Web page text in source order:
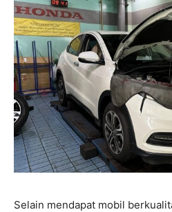
Selain mendapat mobil